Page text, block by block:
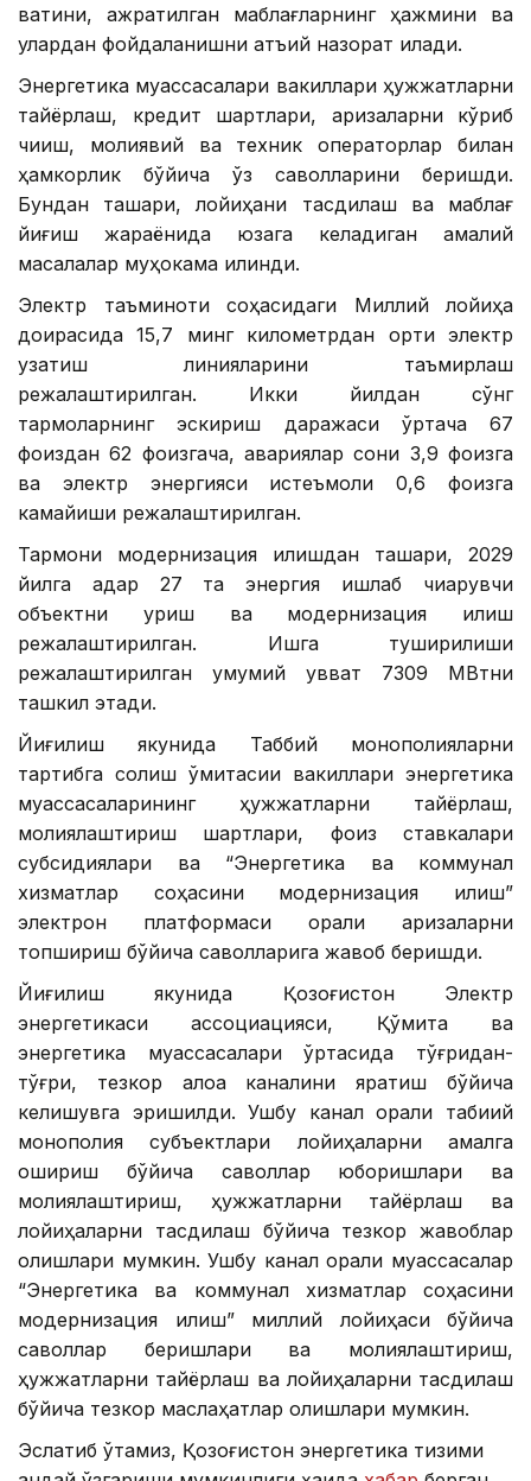
вақтини, ажратилган маблағларнинг ҳажмини ва
улардан фойдаланишни қатъий назорат қилади.
Энергетика муассасалари вакиллари ҳужжатларни
тайёрлаш, кредит шартлари, аризаларни кўриб
чиқиш, молиявий ва техник операторлар билан
ҳамкорлик бўйича ўз саволларини беришди.
Бундан ташқари, лойиҳани тасдиқлаш ва маблағ
йиғиш жараёнида юзага келадиган амалий
масалалар муҳокама қилинди.
Электр таъминоти соҳасидаги Миллий лойиҳа
доирасида 15,7 минг километрдан ортиқ электр
узатиш линияларини таъмирлаш
режалаштирилган. Икки йилдан сўнг
тармоқларнинг эскириш даражаси ўртача 67
фоиздан 62 фоизгача, авариялар сони 3,9 фоизга
ва электр энергияси истеъмоли 0,6 фоизга
камайиши режалаштирилган.
Тармоқни модернизация қилишдан ташқари, 2029
йилга қадар 27 та энергия ишлаб чиқарувчи
объектни қуриш ва модернизация қилиш
режалаштирилган. Ишга туширилиши
режалаштирилган умумий қувват 7309 МВтни
ташкил этади.
Йиғилиш якунида Таббий монополияларни
тартибга солиш қўмитасии вакиллари энергетика
муассасаларининг ҳужжатларни тайёрлаш,
молиялаштириш шартлари, фоиз ставкалари
субсидиялари ва “Энергетика ва коммунал
хизматлар соҳасини модернизация қилиш”
электрон платформаси орқали аризаларни
топшириш бўйича саволларига жавоб беришди.
Йиғилиш якунида Қозоғистон Электр
энергетикаси ассоциацияси, Қўмита ва
энергетика муассасалари ўртасида тўғридан-
тўғри, тезкор алоқа каналини яратиш бўйича
келишувга эришилди. Ушбу канал орқали табиий
монополия субъектлари лойиҳаларни амалга
ошириш бўйича саволлар юборишлари ва
молиялаштириш, ҳужжатларни тайёрлаш ва
лойиҳаларни тасдиқлаш бўйича тезкор жавоблар
олишлари мумкин. Ушбу канал орқали муассасалар
“Энергетика ва коммунал хизматлар соҳасини
модернизация қилиш” миллий лойиҳаси бўйича
саволлар беришлари ва молиялаштириш,
ҳужжатларни тайёрлаш ва лойиҳаларни тасдиқлаш
бўйича тезкор маслаҳатлар олишлари мумкин.
Эслатиб ўтамиз, Қозоғистон энергетика тизими